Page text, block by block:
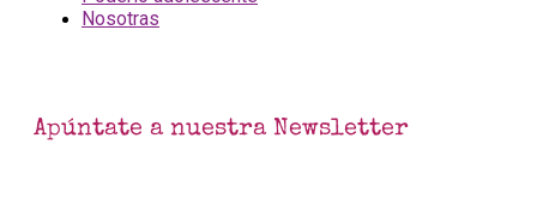
Nosotras
Apúntate a nuestra Newsletter